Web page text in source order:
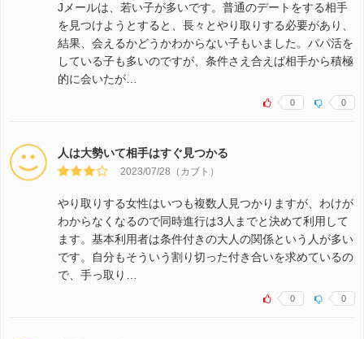
Jメールは、若い子が多いです。普通のデートをする相手
を見つけようとすると、長々とやり取りする必要があり、
結果、会えるかどうかわからない子もいました。パパ活を
している子も多いのですが、条件さえ合えば相手から積極
的に会いたが…
0 0
人は大勢いて相手はすぐ見つかる
2023/07/28（カブト）
やり取りする女性はいつも複数人見つかりますが、わけが
わからなくなるので同時進行は3人までと決めて利用して
ます。基本利用者は条件付きの大人の関係という人が多い
です。自分もそういう割り切った付き合いを求めているの
で、手っ取り…
0 0